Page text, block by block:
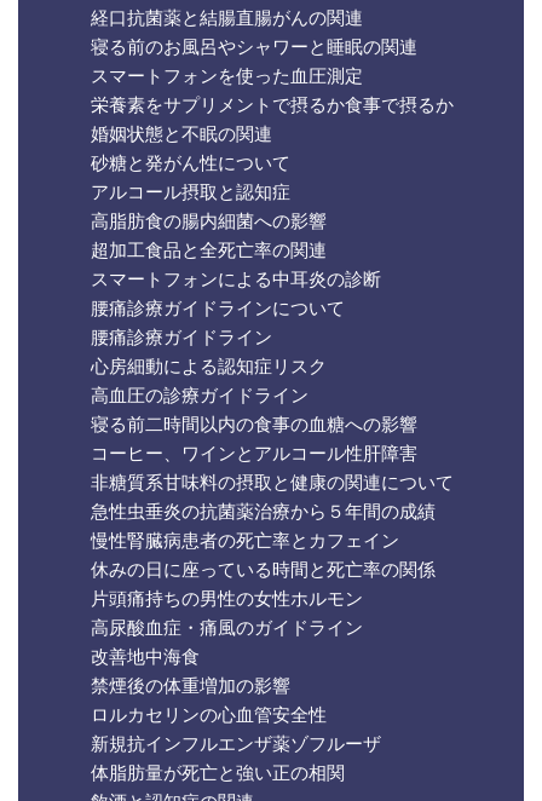
経口抗菌薬と結腸直腸がんの関連
寝る前のお風呂やシャワーと睡眠の関連
スマートフォンを使った血圧測定
栄養素をサプリメントで摂るか食事で摂るか
婚姻状態と不眠の関連
砂糖と発がん性について
アルコール摂取と認知症
高脂肪食の腸内細菌への影響
超加工食品と全死亡率の関連
スマートフォンによる中耳炎の診断
腰痛診療ガイドラインについて
腰痛診療ガイドライン
心房細動による認知症リスク
高血圧の診療ガイドライン
寝る前二時間以内の食事の血糖への影響
コーヒー、ワインとアルコール性肝障害
非糖質系甘味料の摂取と健康の関連について
急性虫垂炎の抗菌薬治療から５年間の成績
慢性腎臓病患者の死亡率とカフェイン
休みの日に座っている時間と死亡率の関係
片頭痛持ちの男性の女性ホルモン
高尿酸血症・痛風のガイドライン
改善地中海食
禁煙後の体重増加の影響
ロルカセリンの心血管安全性
新規抗インフルエンザ薬ゾフルーザ
体脂肪量が死亡と強い正の相関